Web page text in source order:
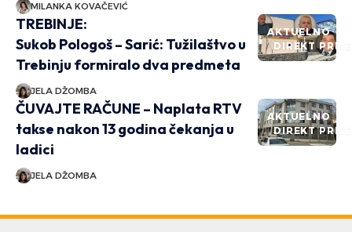
MILANKA KOVAČEVIĆ
AKTUELNO
DIREKT PRIČE
TREBINJE:
Sukob Pologoš – Sarić: Tužilaštvo u
Trebinju formiralo dva predmeta
JELA DŽOMBA
AKTUELNO
DIREKT PRIČE
ČUVAJTE RAČUNE – Naplata RTV
takse nakon 13 godina čekanja u
ladici
JELA DŽOMBA